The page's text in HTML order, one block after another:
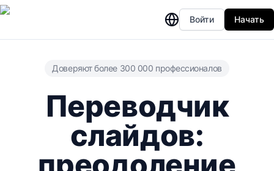
Войти Начать
Доверяют более 300 000 профессионалов
Переводчик
слайдов: